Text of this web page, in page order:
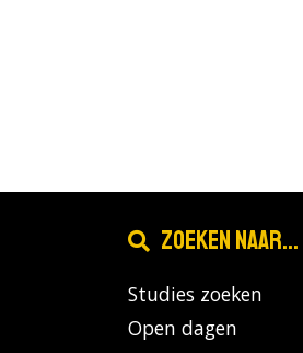
Zoeken naar...
Studies zoeken
Open dagen